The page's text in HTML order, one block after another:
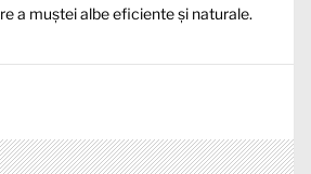
a muștei albe eficiente și naturale.